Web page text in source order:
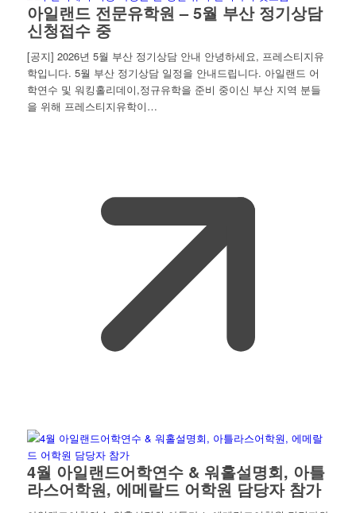
아일랜드 전문유학원 – 5월 부산 정기상담
신청접수 중
[공지] 2026년 5월 부산 정기상담 안내 안녕하세요, 프레스티지유
학입니다. 5월 부산 정기상담 일정을 안내드립니다. 아일랜드 어
학연수 및 워킹홀리데이,정규유학을 준비 중이신 부산 지역 분들
을 위해 프레스티지유학이…
4월 아일랜드어학연수 & 워홀설명회, 아틀
라스어학원, 에메랄드 어학원 담당자 참가